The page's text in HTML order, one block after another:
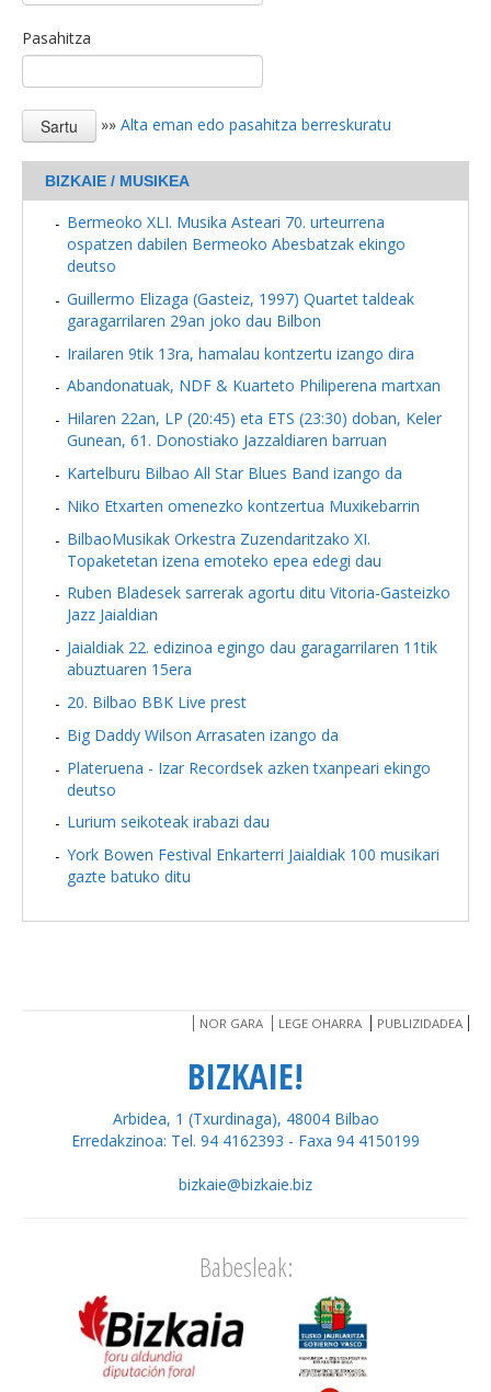
Pasahitza
»» Alta eman edo pasahitza berreskuratu
BIZKAIE / MUSIKEA
Bermeoko XLI. Musika Asteari 70. urteurrena
ospatzen dabilen Bermeoko Abesbatzak ekingo
deutso
Guillermo Elizaga (Gasteiz, 1997) Quartet taldeak
garagarrilaren 29an joko dau Bilbon
Irailaren 9tik 13ra, hamalau kontzertu izango dira
Abandonatuak, NDF & Kuarteto Philiperena martxan
Hilaren 22an, LP (20:45) eta ETS (23:30) doban, Keler
Gunean, 61. Donostiako Jazzaldiaren barruan
Kartelburu Bilbao All Star Blues Band izango da
Niko Etxarten omenezko kontzertua Muxikebarrin
BilbaoMusikak Orkestra Zuzendaritzako XI.
Topaketetan izena emoteko epea edegi dau
Ruben Bladesek sarrerak agortu ditu Vitoria-Gasteizko
Jazz Jaialdian
Jaialdiak 22. edizinoa egingo dau garagarrilaren 11tik
abuztuaren 15era
20. Bilbao BBK Live prest
Big Daddy Wilson Arrasaten izango da
Plateruena - Izar Recordsek azken txanpeari ekingo
deutso
Lurium seikoteak irabazi dau
York Bowen Festival Enkarterri Jaialdiak 100 musikari
gazte batuko ditu
NOR GARA LEGE OHARRA PUBLIZIDADEA
BIZKAIE!
Arbidea, 1 (Txurdinaga), 48004 Bilbao
Erredakzinoa: Tel. 94 4162393 - Faxa 94 4150199
bizkaie@bizkaie.biz
Babesleak: